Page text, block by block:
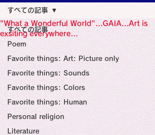
Specialist
Wide Blog
Medicine
Religion
すべての記事
Poem
Favorite things: Art: Picture only
Favorite things: Sounds
Favorite things: Colors
Favorite things: Human
Personal religion
Literature
すべての記事
"What a Wonderful World"...GAIA...Art is
exsiting everywhere...